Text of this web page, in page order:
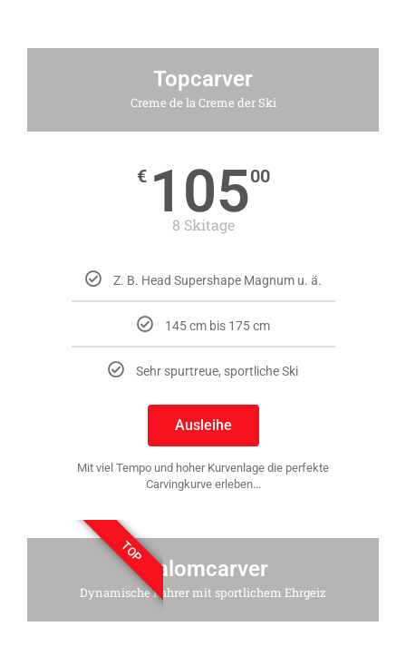
Topcarver
Creme de la Creme der Ski
€ 10500
8 Skitage
Z. B. Head Supershape Magnum u. ä.
145 cm bis 175 cm
Sehr spurtreue, sportliche Ski
Ausleihe
Mit viel Tempo und hoher Kurvenlage die perfekte
Carvingkurve erleben...
TOP
Slalomcarver
Dynamische Fahrer mit sportlichem Ehrgeiz